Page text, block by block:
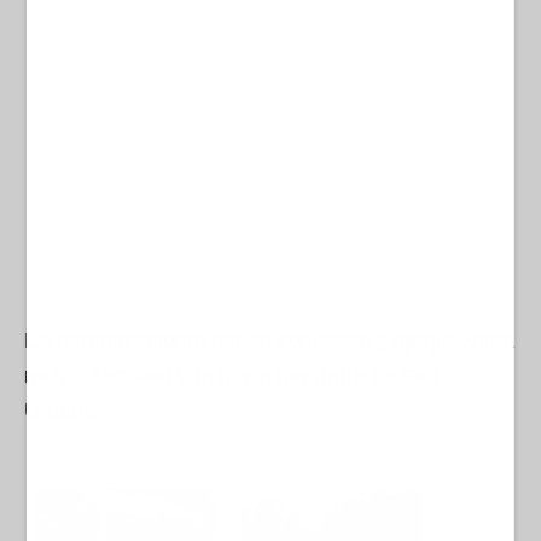
En agradecimiento por su confianza y apoyo, Vega
recibió también una placa por parte de San
Urbano.